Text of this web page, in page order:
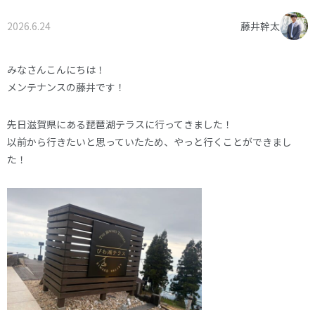
お電話でのご相談はお気軽に
資料請求・お問い合わせ
オーナー様へ
資料請求・お問い合わせ
2026.6.24 藤井幹太
みなさんこんにちは！
メンテナンスの藤井です！
先日滋賀県にある琵琶湖テラスに行ってきました！
以前から行きたいと思っていたため、やっと行くことができまし
た！